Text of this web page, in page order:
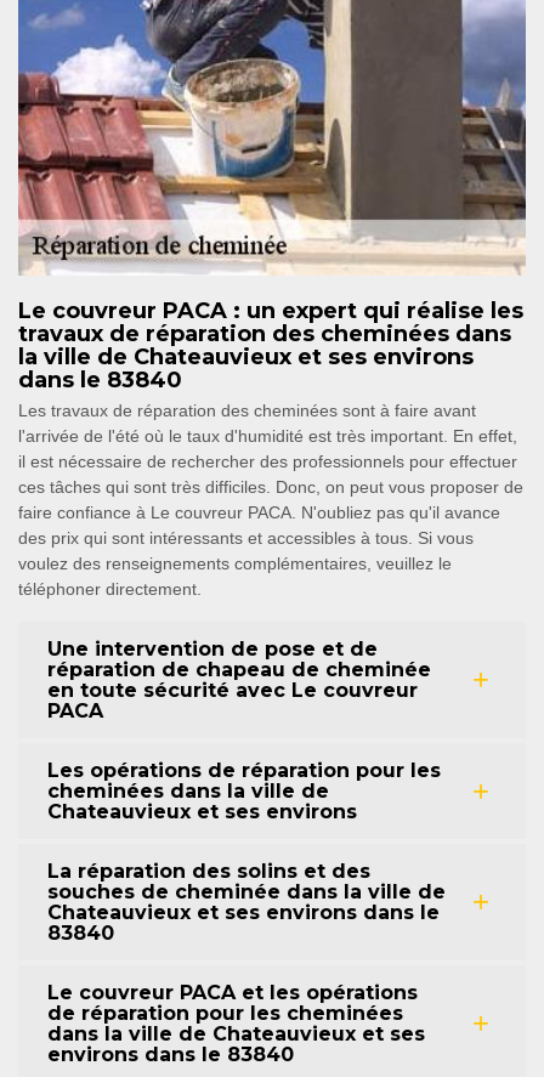
Le couvreur PACA : un expert qui réalise les
travaux de réparation des cheminées dans
la ville de Chateauvieux et ses environs
dans le 83840
Les travaux de réparation des cheminées sont à faire avant
l'arrivée de l'été où le taux d'humidité est très important. En effet,
il est nécessaire de rechercher des professionnels pour effectuer
ces tâches qui sont très difficiles. Donc, on peut vous proposer de
faire confiance à Le couvreur PACA. N'oubliez pas qu'il avance
des prix qui sont intéressants et accessibles à tous. Si vous
voulez des renseignements complémentaires, veuillez le
téléphoner directement.
Une intervention de pose et de
réparation de chapeau de cheminée
en toute sécurité avec Le couvreur
PACA
Les opérations de réparation pour les
cheminées dans la ville de
Chateauvieux et ses environs
La réparation des solins et des
souches de cheminée dans la ville de
Chateauvieux et ses environs dans le
83840
Le couvreur PACA et les opérations
de réparation pour les cheminées
dans la ville de Chateauvieux et ses
environs dans le 83840